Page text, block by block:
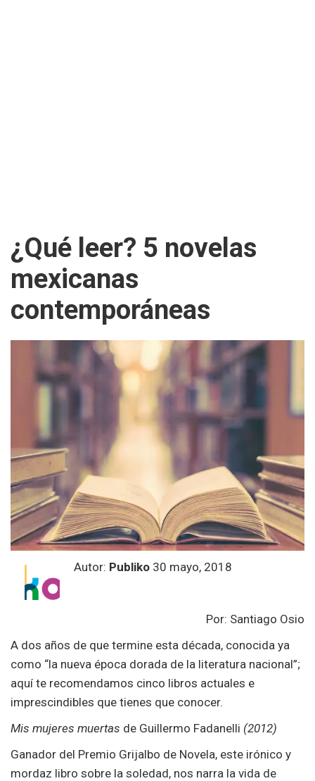
¿Qué leer? 5 novelas
mexicanas
contemporáneas
Autor: Publiko 30 mayo, 2018
Por: Santiago Osio
A dos años de que termine esta década, conocida ya
como “la nueva época dorada de la literatura nacional”;
aquí te recomendamos cinco libros actuales e
imprescindibles que tienes que conocer.
Mis mujeres muertas de Guillermo Fadanelli (2012)
Ganador del Premio Grijalbo de Novela, este irónico y
mordaz libro sobre la soledad, nos narra la vida de